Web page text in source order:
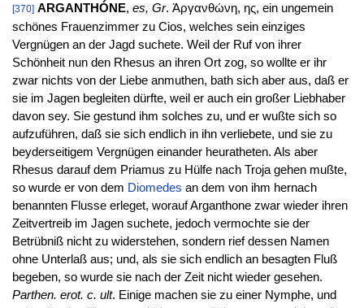
[370] ARGANTHÓNE, es, Gr. Ἀργανθώνη, ης, ein ungemein
schönes Frauenzimmer zu Cios, welches sein einziges
Vergnügen an der Jagd suchete. Weil der Ruf von ihrer
Schönheit nun den Rhesus an ihren Ort zog, so wollte er ihr
zwar nichts von der Liebe anmuthen, bath sich aber aus, daß er
sie im Jagen begleiten dürfte, weil er auch ein großer Liebhaber
davon sey. Sie gestund ihm solches zu, und er wußte sich so
aufzuführen, daß sie sich endlich in ihn verliebete, und sie zu
beyderseitigem Vergnügen einander heuratheten. Als aber
Rhesus darauf dem Priamus zu Hülfe nach Troja gehen mußte,
so wurde er von dem Diomedes an dem von ihm hernach
benannten Flusse erleget, worauf Arganthone zwar wieder ihren
Zeitvertreib im Jagen suchete, jedoch vermochte sie der
Betrübniß nicht zu widerstehen, sondern rief dessen Namen
ohne Unterlaß aus; und, als sie sich endlich an besagten Fluß
begeben, so wurde sie nach der Zeit nicht wieder gesehen.
Parthen. erot. c. ult. Einige machen sie zu einer Nymphe, und